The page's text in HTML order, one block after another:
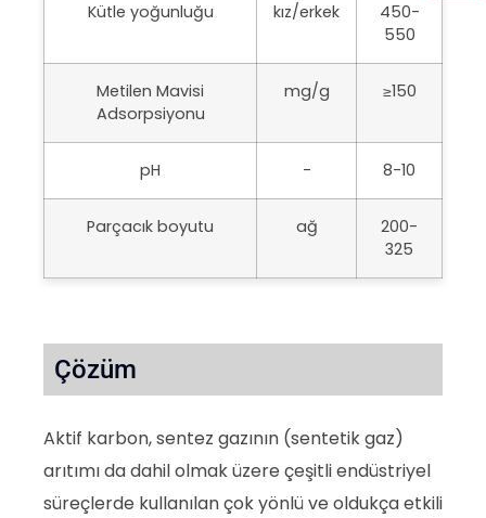
Kütle yoğunluğu kız/erkek
450-
550
Metilen Mavisi
Adsorpsiyonu
mg/g ≥150
pH - 8-10
Parçacık boyutu ağ
200-
325
Çözüm
Aktif karbon, sentez gazının (sentetik gaz)
arıtımı da dahil olmak üzere çeşitli endüstriyel
süreçlerde kullanılan çok yönlü ve oldukça etkili